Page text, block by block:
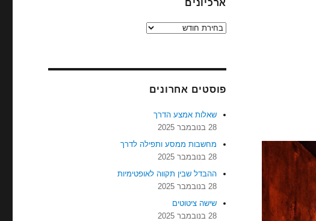
ארכיונים
ארכיונים
פוסטים אחרונים
שאלות אמצע הדרך
28 בנובמבר 2025
מחשבות ממסע ותפילה לדרך
28 בנובמבר 2025
ההבדל שבין תקווה לאופטימיות
28 בנובמבר 2025
שישה ציטוטים
28 בנובמבר 2025